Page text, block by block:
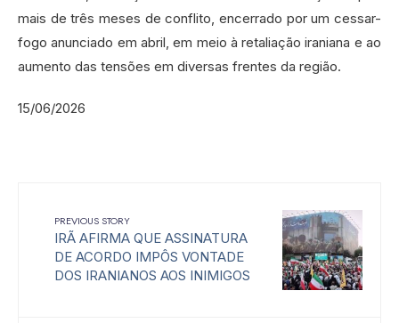
mais de três meses de conflito, encerrado por um cessar-
fogo anunciado em abril, em meio à retaliação iraniana e ao
aumento das tensões em diversas frentes da região.
15/06/2026
PREVIOUS STORY
IRÃ AFIRMA QUE ASSINATURA
DE ACORDO IMPÔS VONTADE
DOS IRANIANOS AOS INIMIGOS